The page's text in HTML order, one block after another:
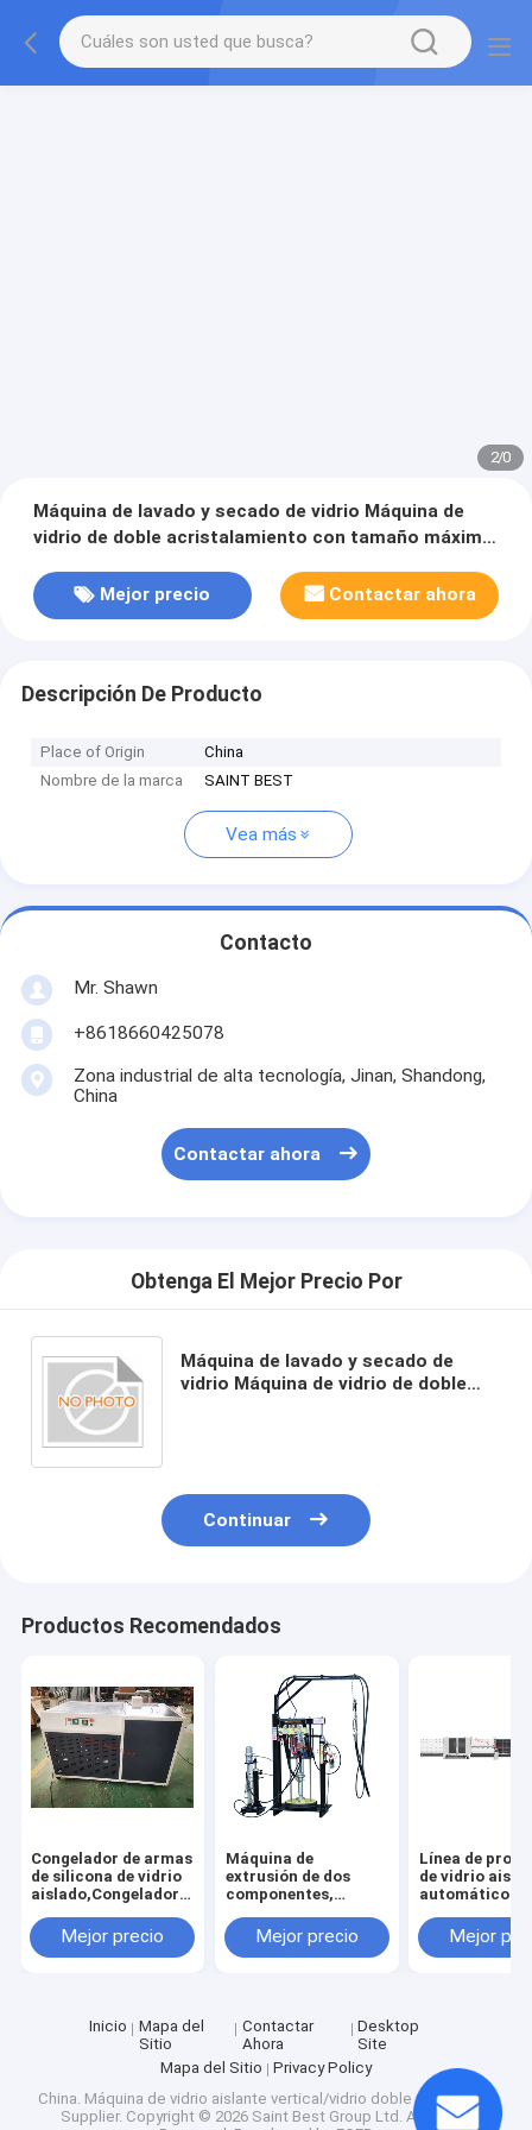
2/0
Máquina de lavado y secado de vidrio Máquina de
vidrio de doble acristalamiento con tamaño máximo
Mejor precio
Contactar ahora
Descripción De Producto
Place of Origin
China
Nombre de la marca
SAINT BEST
Vea más
Contacto
Mr. Shawn
+8618660425078
Zona industrial de alta tecnología, Jinan, Shandong,
China
Contactar ahora
Obtenga El Mejor Precio Por
Máquina de lavado y secado de
vidrio Máquina de vidrio de doble
Continuar
Productos Recomendados
Congelador de armas
de silicona de vidrio
aislado,Congelador
silicona de vidrio
aislado,Congelador
silicona de doble
acristalamiento,Congelador
Mejor precio
Máquina de
extrusión de dos
componentes,
extrusión de silicona
de vidrio aislante,
aislado
Mejor precio
Línea de
de vidrio
automático de
de producción
doble
Mejor
Inicio
Mapa del
Sitio
Contactar
Ahora
Desktop
Site
Mapa del Sitio
Privacy Policy
China. Máquina de vidrio aislante vertical/vidrio doble acristalado
Supplier. Copyright © 2026 Saint Best Group Ltd. All Rights